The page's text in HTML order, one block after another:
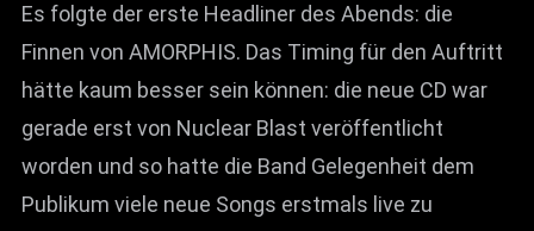
Es folgte der erste Headliner des Abends: die
Finnen von AMORPHIS. Das Timing für den Auftritt
hätte kaum besser sein können: die neue CD war
gerade erst von Nuclear Blast veröffentlicht
worden und so hatte die Band Gelegenheit dem
Publikum viele neue Songs erstmals live zu